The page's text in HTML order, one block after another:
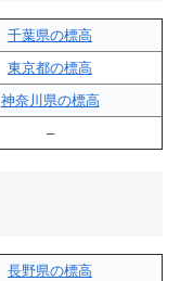
千葉県の標高
東京都の標高
神奈川県の標高
–
長野県の標高